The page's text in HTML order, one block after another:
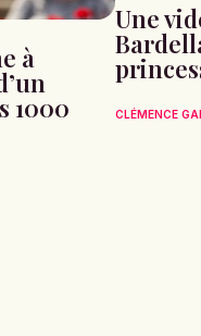
à
1000
Une
CLÉMENCE